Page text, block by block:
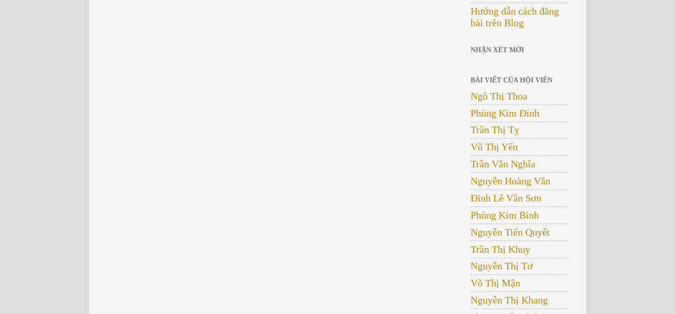
Hướng dẫn cách đăng
bài trên Blog
NHẬN XÉT MỚI
BÀI VIẾT CỦA HỘI VIÊN
Ngô Thị Thoa
Phùng Kim Đính
Trần Thị Tỵ
Vũ Thị Yến
Trần Văn Nghĩa
Nguyễn Hoàng Vân
Đinh Lê Vân Sơn
Phùng Kim Bình
Nguyễn Tiến Quyết
Trần Thị Khuy
Nguyễn Thị Tơ
Võ Thị Mận
Nguyễn Thị Khang